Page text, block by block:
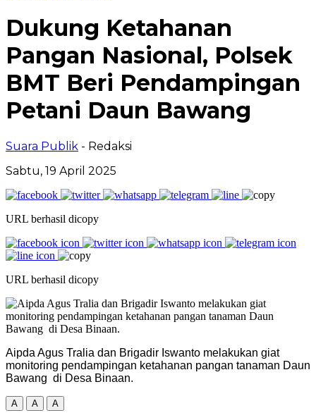
Dukung Ketahanan
Pangan Nasional, Polsek
BMT Beri Pendampingan
Petani Daun Bawang
Suara Publik - Redaksi
Sabtu, 19 April 2025
URL berhasil dicopy
URL berhasil dicopy
Aipda Agus Tralia dan Brigadir Iswanto melakukan giat
monitoring pendampingan ketahanan pangan tanaman Daun
Bawang di Desa Binaan.
A A A